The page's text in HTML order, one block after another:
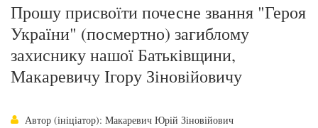
Прошу присвоїти почесне звання "Героя
України" (посмертно) загиблому
захиснику нашої Батьківщини,
Макаревичу Ігору Зіновійовичу
Автор (ініціатор): Макаревич Юрій Зіновійович